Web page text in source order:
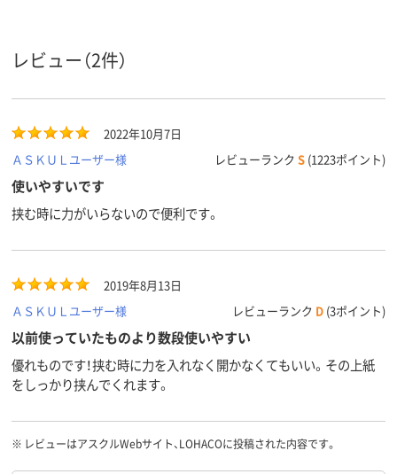
スコア
レビュー（2件）
2022年10月7日
ＡＳＫＵＬユーザー様
レビューランク S (1223ポイント)
使いやすいです
挟む時に力がいらないので便利です。
2019年8月13日
ＡＳＫＵＬユーザー様
レビューランク D (3ポイント)
以前使っていたものより数段使いやすい
優れものです！挟む時に力を入れなく開かなくてもいい。その上紙
をしっかり挟んでくれます。
※ レビューはアスクルWebサイト、LOHACOに投稿された内容です。